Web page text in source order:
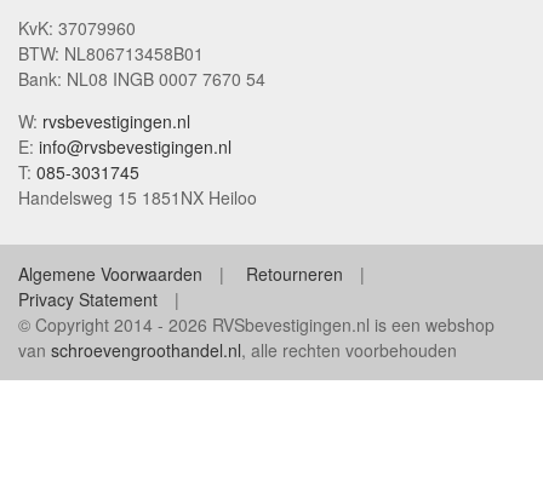
KvK: 37079960
BTW: NL806713458B01
Bank: NL08 INGB 0007 7670 54
W: rvsbevestigingen.nl
E: info@rvsbevestigingen.nl
T: 085-3031745
Handelsweg 15 1851NX Heiloo
Algemene Voorwaarden
Retourneren
Privacy Statement
© Copyright 2014 - 2026 RVSbevestigingen.nl is een webshop
van schroevengroothandel.nl, alle rechten voorbehouden